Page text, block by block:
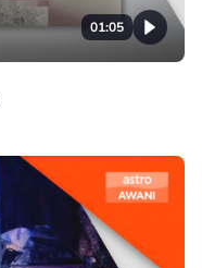
01:05